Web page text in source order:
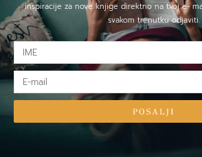
inspiracije za nove knjige direktno na tvoj e-
svakom trenutku odjaviti.
IME
mail
POSALJI